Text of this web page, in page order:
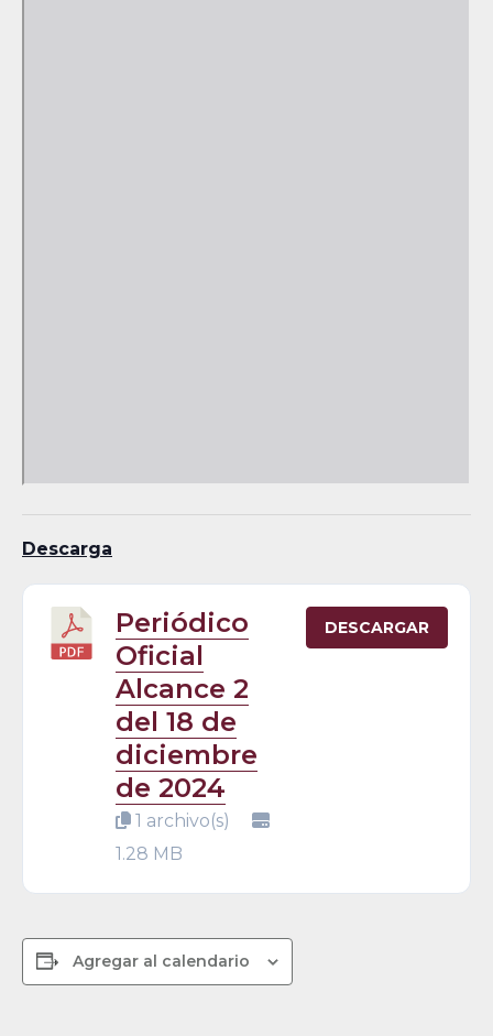
Descarga
Periódico
Oficial
Alcance 2
del 18 de
diciembre
de 2024
1 archivo(s)
1.28 MB
DESCARGAR
Agregar al calendario